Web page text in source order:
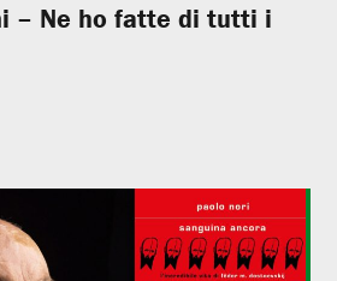
– Ne ho fatte di tutti i